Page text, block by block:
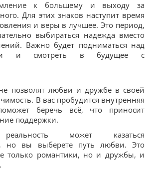
к большему и выходу за
Для этих знаков наступит время
и веры в лучшее. Это период,
выбираться надежда вместо
Важно будет подниматься над
и смотреть в будущее с
позволят любви и дружбе в своей
В вас пробудится внутренняя
беречь всё, что приносит
поддержки.
может казаться
но вы выберете путь любви. Это
только романтики, но и дружбы, и